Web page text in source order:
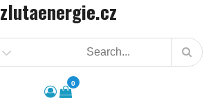
zlutaenergie.cz
0